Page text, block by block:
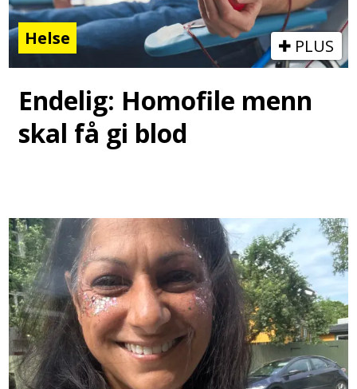
Helse PLUS
Endelig: Homofile menn
skal få gi blod